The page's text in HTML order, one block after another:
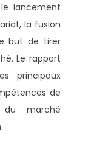
lancement
la fusion
but de tirer
Le rapport
principaux
de
du marché